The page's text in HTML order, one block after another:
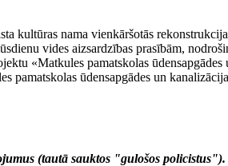
kultūras nama vienkāršotās
vides aizsardzības prasībām,
«Matkules pamatskolas
ūdensapgādes un
(tautā sauktos "gulošos policistus").